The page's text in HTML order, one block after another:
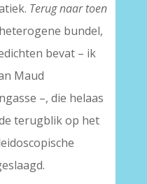
Terug naar toen
bundel,
bevat – ik
Maud
–, die helaas
terugblik op het